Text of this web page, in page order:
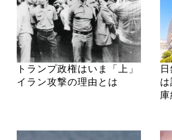
トランプ政権はいま「上」
イラン攻撃の理由とは